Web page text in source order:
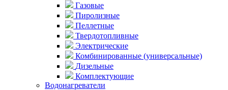
Газовые
Пиролизные
Пеллетные
Твердотопливные
Электрические
Комбинированные (универсальные)
Дизельные
Комплектующие
Водонагреватели